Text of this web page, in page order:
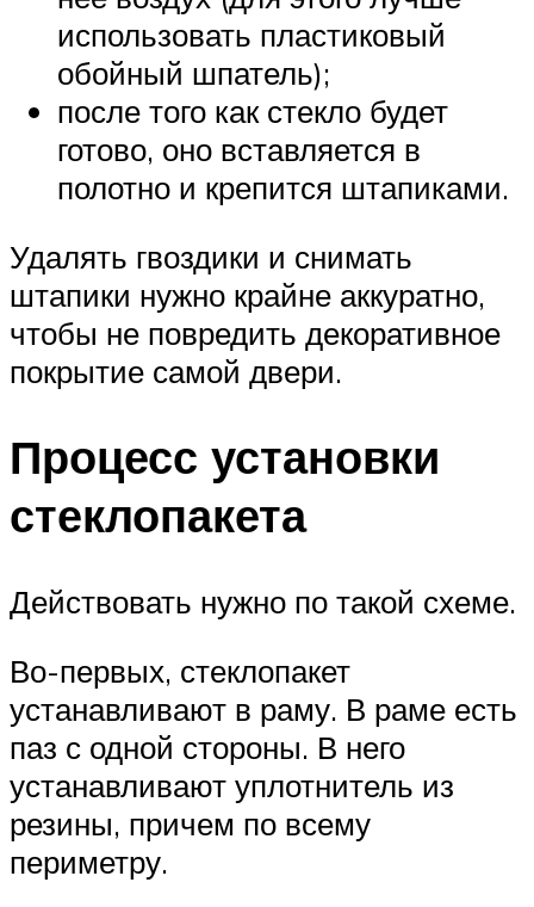
использовать пластиковый
обойный шпатель);
после того как стекло будет
готово, оно вставляется в
полотно и крепится штапиками.
Удалять гвоздики и снимать
штапики нужно крайне аккуратно,
чтобы не повредить декоративное
покрытие самой двери.
Процесс установки
стеклопакета
Действовать нужно по такой схеме.
Во-первых, стеклопакет
устанавливают в раму. В раме есть
паз с одной стороны. В него
устанавливают уплотнитель из
резины, причем по всему
периметру.